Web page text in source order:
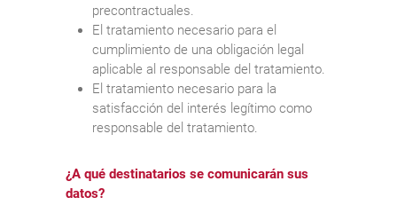
precontractuales.
El tratamiento necesario para el
cumplimiento de una obligación legal
aplicable al responsable del tratamiento.
El tratamiento necesario para la
satisfacción del interés legítimo como
responsable del tratamiento.
¿A qué destinatarios se comunicarán sus
datos?